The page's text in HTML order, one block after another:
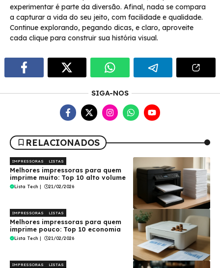
experimentar é parte da diversão. Afinal, nada se compara
a capturar a vida do seu jeito, com facilidade e qualidade.
Continue explorando, pegando dicas, e claro, aproveite
cada clique para construir sua história visual.
SIGA-NOS
RELACIONADOS
IMPRESSORAS LISTAS
Melhores impressoras para quem
imprime muito: Top 10 alto volume
Lista Tech | 21/02/2026
IMPRESSORAS LISTAS
Melhores impressoras para quem
imprime pouco: Top 10 economia
Lista Tech | 21/02/2026
IMPRESSORAS LISTAS